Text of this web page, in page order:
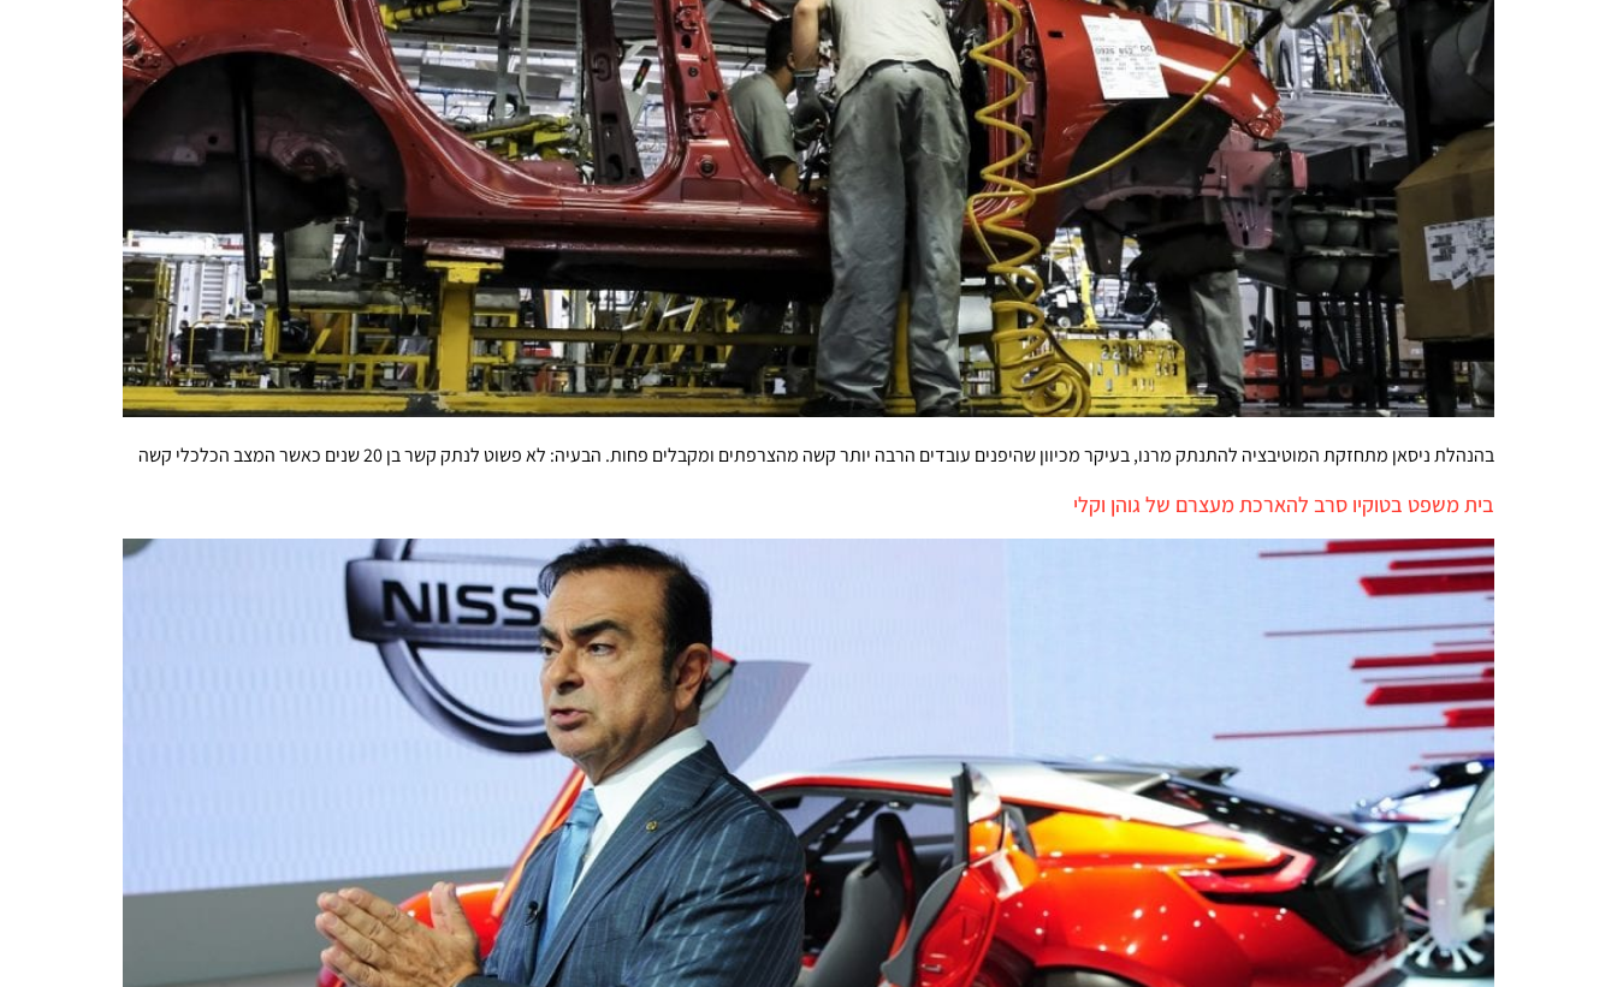
בהנהלת ניסאן מתחזקת המוטיבציה להתנתק מרנו, בעיקר מכיוון שהיפנים עובדים הרבה יותר קשה מהצרפתים ומקבלים פחות. הבעיה: לא פשוט לנתק קשר בן 20 שנים כאשר המצב הכלכלי קשה
בית משפט בטוקיו סרב להארכת מעצרם של גוהן וקלי